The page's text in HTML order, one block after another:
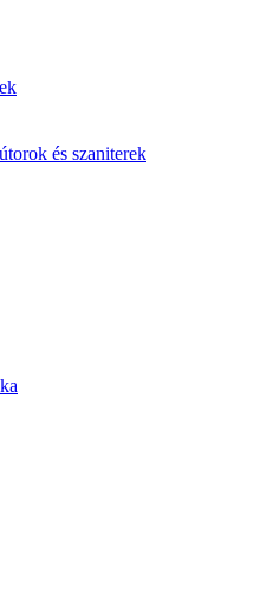
és szaniterek